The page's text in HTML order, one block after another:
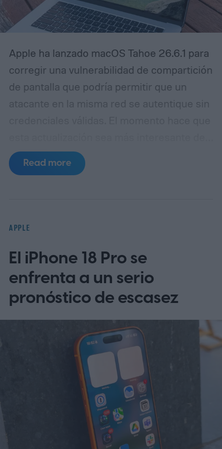
Apple ha lanzado macOS Tahoe 26.6.1 para
corregir una vulnerabilidad de compartición
de pantalla que podría permitir que un
atacante en la misma red se autentique sin
lo que su pequeño número de versión
sugiere. Las notas de seguridad de Apple
Read more
APPLE
El iPhone 18 Pro se
enfrenta a un serio
pronóstico de escasez